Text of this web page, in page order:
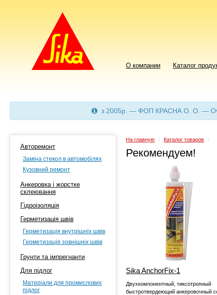
О компании Каталог
з 2005р. — ФОП КРАСНА О. О. —
Авторемонт
Заміна стекол в автомобілях
Кузовний ремонт
Анкеровка і жорстке
склеювання
Гідроізоляція
Герметизація швів
Герметизація внутрішніх швів
Герметизація зовнішніх швів
Грунти та імпрегнанти
Для підлог
Матеріали для промислових
підлог
На главную / Каталог товаров /
Рекомендуем!
Sika AnchorFix-1
Двухкомпонентный, тиксотропный
быстротвердеющий анкеровочный